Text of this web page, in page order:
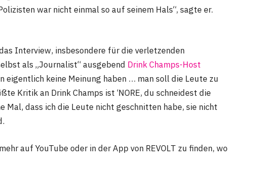
war nicht einmal so auf seinem Hals“, sagte er.
Interview, insbesondere für die verletzenden
als „Journalist“ ausgebend Drink Champs-Host
eigentlich keine Meinung haben … man soll die Leute zu
Kritik an Drink Champs ist ‘NORE, du schneidest die
Mal, dass ich die Leute nicht geschnitten habe, sie nicht
auf YouTube oder in der App von REVOLT zu finden, wo